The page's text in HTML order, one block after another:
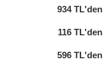
934 TL'den
116 TL'den
596 TL'den